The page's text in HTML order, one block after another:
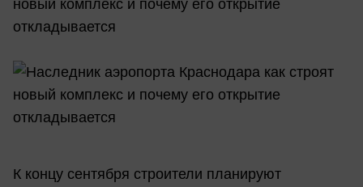
К концу сентября строители планируют